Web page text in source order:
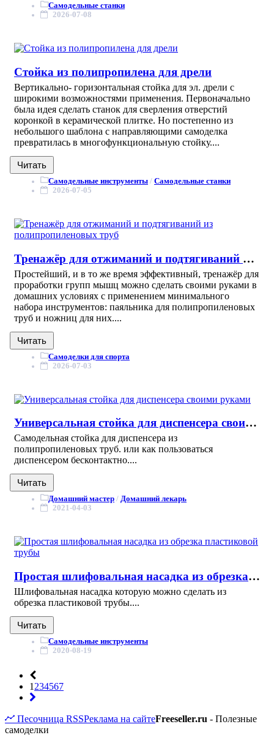
Самодельные станки
2026-07-08
Стойка из полипропилена для дрели
Вертикально- горизонтальная стойка для эл. дрели с
широкими возможностями применения. Первоначально
была идея сделать станок для сверления отверстий
коронкой в керамической плитке. Но постепенно из
небольшого шаблона с направляющими самоделка
превратилась в многофункциональную стойку....
Читать
Самодельные инструменты / Самодельные станки
2026-07-05
Тренажёр для отжиманий и подтягиваний из полипропиленовых труб
Простейший, и в то же время эффективный, тренажёр для
проработки групп мышц можно сделать своими руками в
домашних условиях с применением минимального
набора инструментов: паяльника для полипропиленовых
труб и ножниц для них....
Читать
Самоделки для спорта
2026-07-03
Универсальная стойка для диспенсера своими руками
Самодельная стойка для диспенсера из
полипропиленовых труб. или как пользоваться
диспенсером бесконтактно....
Читать
Домашний мастер / Домашний лекарь
2021-04-03
Простая шлифовальная насадка из обрезка пластиковой трубы
Шлифовальная насадка которую можно сделать из
обрезка пластиковой трубы....
Читать
Самодельные инструменты
2020-08-19
1 234567
Песочница RSSРеклама на сайтеFreeseller.ru - Полезные
самоделки